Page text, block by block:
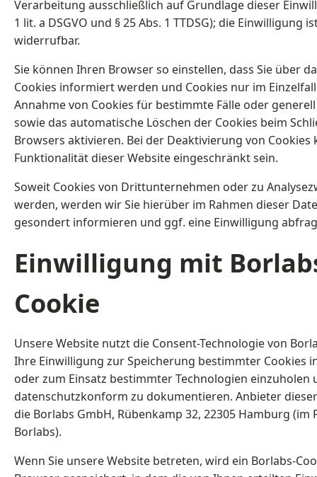
Verarbeitung ausschließlich auf Grundlage dieser
1 lit. a DSGVO und § 25 Abs. 1 TTDSG); die Einwilligung
widerrufbar.
Sie können Ihren Browser so einstellen, dass Sie über
Cookies informiert werden und Cookies nur im
Annahme von Cookies für bestimmte Fälle oder
sowie das automatische Löschen der Cookies beim
Browsers aktivieren. Bei der Deaktivierung von Cookies
Funktionalität dieser Website eingeschränkt sein.
Soweit Cookies von Drittunternehmen oder zu
werden, werden wir Sie hierüber im Rahmen dieser
gesondert informieren und ggf. eine Einwilligung
Einwilligung mit
Cookie
Unsere Website nutzt die Consent-Technologie von
Ihre Einwilligung zur Speicherung bestimmter Cookies
oder zum Einsatz bestimmter Technologien einzuholen
datenschutzkonform zu dokumentieren. Anbieter
die Borlabs GmbH, Rübenkamp 32, 22305 Hamburg (im
Borlabs).
Wenn Sie unsere Website betreten, wird ein Borlabs-